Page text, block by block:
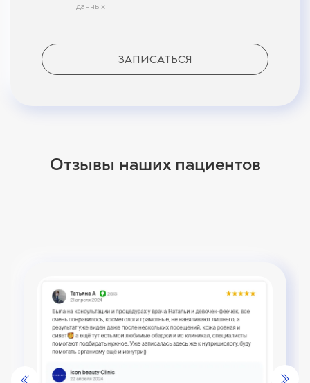
данных
ЗАПИСАТЬСЯ
Отзывы наших пациентов